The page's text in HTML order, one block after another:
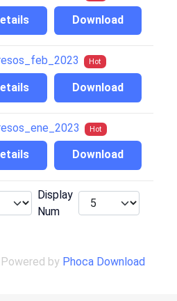
Download
Hot
Download
Hot
Download
Display
Num
Powered by Phoca Download